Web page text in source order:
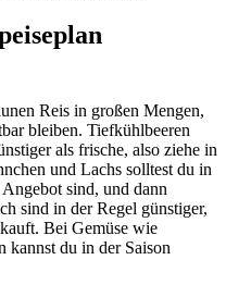
Reis in großen Mengen,
bleiben. Tiefkühlbeeren
als frische, also ziehe in
und Lachs solltest du in
sind, und dann
sind in der Regel günstiger,
Bei Gemüse wie
kannst du in der Saison